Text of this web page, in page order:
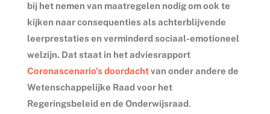
bij het nemen van maatregelen nodig om ook te
kijken naar consequenties als achterblijvende
leerprestaties en verminderd sociaal-emotioneel
welzijn. Dat staat in het adviesrapport
Coronascenario’s doordachtvan onder andere de
Wetenschappelijke Raad voor het
Regeringsbeleid en de Onderwijsraad.